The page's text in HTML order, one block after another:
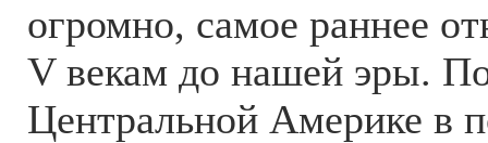
огромно, самое раннее
V векам до нашей эры.
Центральной Америке в